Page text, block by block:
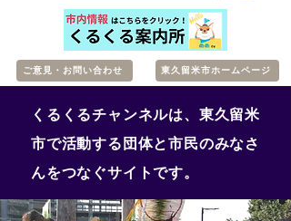
ご意見・お問い合わせ 東久留米市ホームページ
くるくるチャンネルは、東久留米
市で活動する団体と市民のみなさ
んをつなぐサイトです。